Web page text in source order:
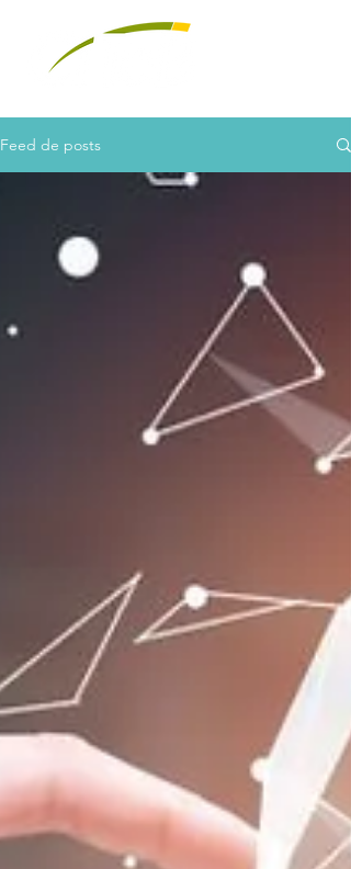
Feed de posts